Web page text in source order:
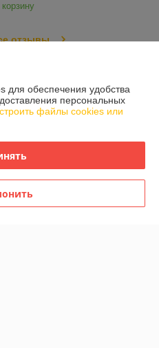
отзывы
обеспечения удобства
персональных
файлы cookies или